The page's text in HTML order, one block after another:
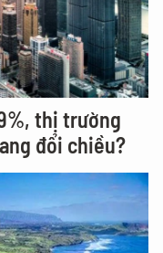
thị trường
đổi chiều?